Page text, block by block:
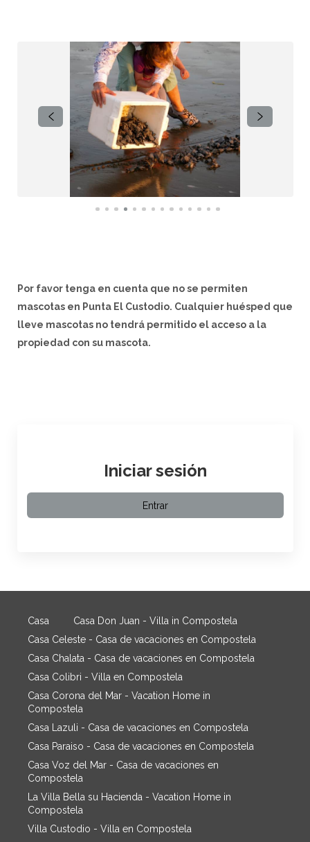
Por favor tenga en cuenta que no se permiten
mascotas en Punta El Custodio. Cualquier huésped que
lleve mascotas no tendrá permitido el acceso a la
propiedad con su mascota.
Iniciar sesión
Entrar
Casa
Casa Don Juan - Villa in Compostela
Casa Celeste - Casa de vacaciones en Compostela
Casa Chalata - Casa de vacaciones en Compostela
Casa Colibri - Villa en Compostela
Casa Corona del Mar - Vacation Home in
Compostela
Casa Lazuli - Casa de vacaciones en Compostela
Casa Paraiso - Casa de vacaciones en Compostela
Casa Voz del Mar - Casa de vacaciones en
Compostela
La Villa Bella su Hacienda - Vacation Home in
Compostela
Villa Custodio - Villa en Compostela